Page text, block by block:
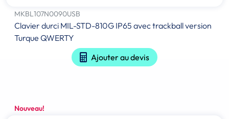
MKBL107N0090USB
Clavier durci MIL-STD-810G IP65 avec trackball version
Turque QWERTY
Ajouter au devis
Nouveau!